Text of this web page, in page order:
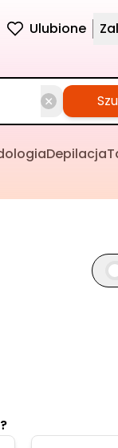
Ulubione
Depilacja